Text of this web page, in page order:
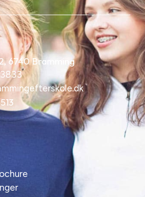
6740 Bramming